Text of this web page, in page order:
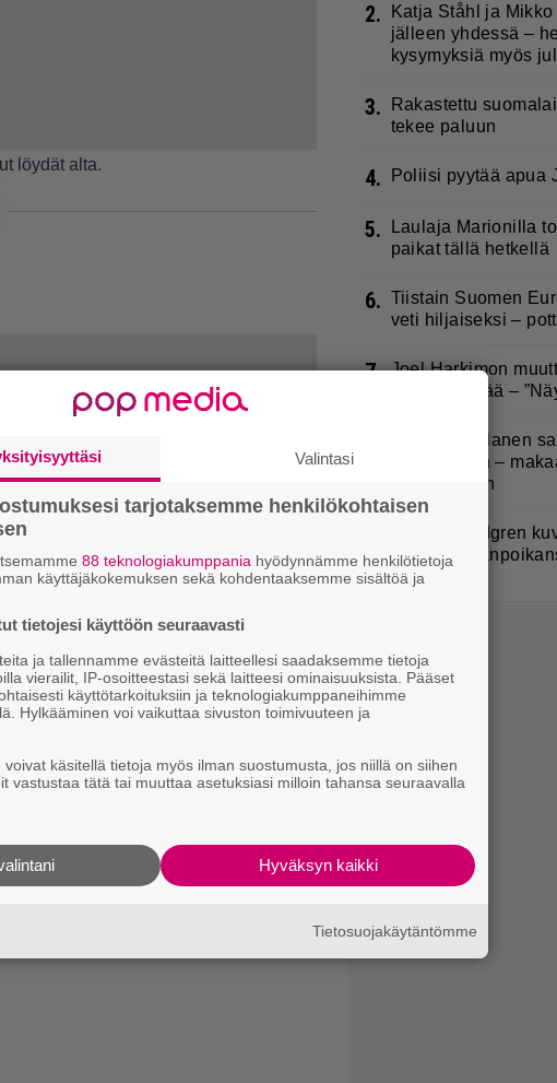
löydät alta.
2.
Katja Ståhl ja
jälleen yhdessä –
kysymyksiä myös
3.
Rakastettu
tekee paluun
4. Poliisi pyytää apua
5.
Laulaja Marionilla
paikat tällä hetkellä
6. Tiistain Suomen
veti hiljaiseksi –
7. Joel Harkimon
hämmästyttää –
Sampo Kaulanen
tulehduksen –
nytkähdellen
Helena Lindgren
ikäisen
Valintasi
tarjotaksemme henkilökohtaisen
88 teknologiakumppania hyödynnämme henkilötietoja
käyttäjäkokemuksen sekä kohdentaaksemme sisältöä ja
tietojesi käyttöön seuraavasti
ja tallennamme evästeitä laitteellesi saadaksemme tietoja
vierailit, IP-osoitteestasi sekä laitteesi ominaisuuksista. Pääset
käyttötarkoituksiin ja teknologiakumppaneihimme
Hylkääminen voi vaikuttaa sivuston toimivuuteen ja
käsitellä tietoja myös ilman suostumusta, jos niillä on siihen
vastustaa tätä tai muuttaa asetuksiasi milloin tahansa seuraavalla
Hyväksyn kaikki
Tietosuojakäytäntömme